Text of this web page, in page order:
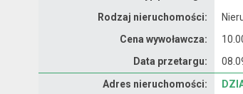
Rodzaj nieruchomości:
Cena wywoławcza:
Data przetargu:
Adres nieruchomości: